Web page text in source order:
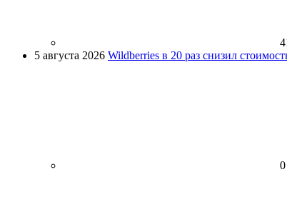
5 августа 2026 Wildberries в 20 раз снизил
0